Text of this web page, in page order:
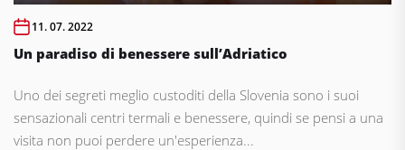
11. 07. 2022
Un paradiso di benessere sull’Adriatico
Uno dei segreti meglio custoditi della Slovenia sono i suoi
sensazionali centri termali e benessere, quindi se pensi a una
visita non puoi perdere un'esperienza...